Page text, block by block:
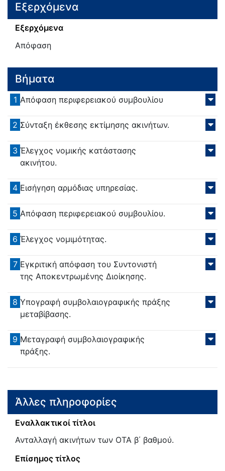
Εξερχόμενα
Εξερχόμενα
Απόφαση
Βήματα
1 Απόφαση περιφερειακού συμβουλίου
2 Σύνταξη έκθεσης εκτίμησης ακινήτων.
3 Έλεγχος νομικής κατάστασης
ακινήτου.
4 Εισήγηση αρμόδιας υπηρεσίας.
5 Απόφαση περιφερειακού συμβουλίου.
6 Έλεγχος νομιμότητας.
7 Εγκριτική απόφαση του Συντονιστή
της Αποκεντρωμένης Διοίκησης.
8 Υπογραφή συμβολαιογραφικής πράξης
μεταβίβασης.
9 Μεταγραφή συμβολαιογραφικής
πράξης.
Άλλες πληροφορίες
Εναλλακτικοί τίτλοι
Ανταλλαγή ακινήτων των ΟΤΑ β΄ βαθμού.
Επίσημος τίτλος